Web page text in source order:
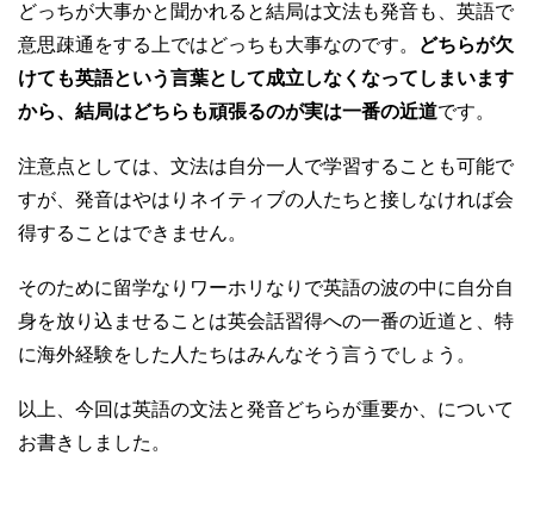
どっちが大事かと聞かれると結局は文法も発音も、英語で
意思疎通をする上ではどっちも大事なのです。
どちらが欠
けても英語という言葉として成立しなくなってしまいます
から、結局はどちらも頑張るのが実は一番の近道です。
注意点としては、文法は自分一人で学習することも可能で
すが、発音はやはりネイティブの人たちと接しなければ会
得することはできません。
そのために留学なりワーホリなりで英語の波の中に自分自
身を放り込ませることは英会話習得への一番の近道と、特
に海外経験をした人たちはみんなそう言うでしょう。
以上、今回は英語の文法と発音どちらが重要か、について
お書きしました。